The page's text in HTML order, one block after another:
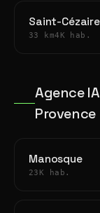
Saint-
33 km4K hab.
Agence
Provence
Manosque
23K hab.